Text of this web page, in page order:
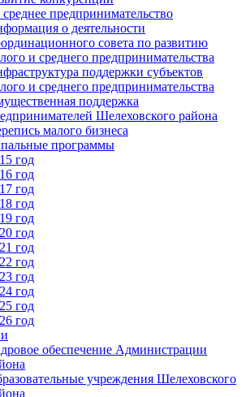
предпринимательство
о деятельности
совета по развитию
и среднего предпринимательства
поддержки субъектов
и среднего предпринимательства
поддержка
Шелеховского района
малого бизнеса
программы
год
год
год
год
год
год
год
год
год
год
год
год
обеспечение Администрации
учреждения Шелеховского